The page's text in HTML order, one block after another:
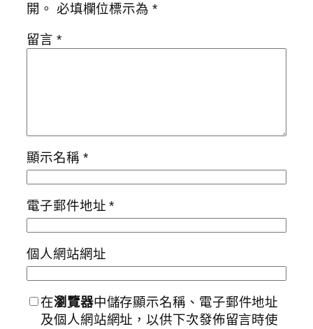
開。 必填欄位標示為 *
留言 *
顯示名稱 *
電子郵件地址*
個人網站網址
在瀏覽器中儲存顯示名稱、電子郵件地址
及個人網站網址，以供下次發佈留言時使